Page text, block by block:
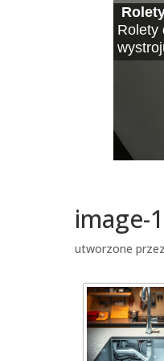
Rolety
unosi
Lato
okres,
Okna,
też
Jak
10
życia.
Rolety
który
image-
utworzone przez